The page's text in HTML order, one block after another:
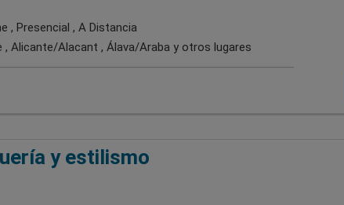
, Presencial , A Distancia
, Alicante/Alacant , Álava/Araba y otros lugares
y estilismo